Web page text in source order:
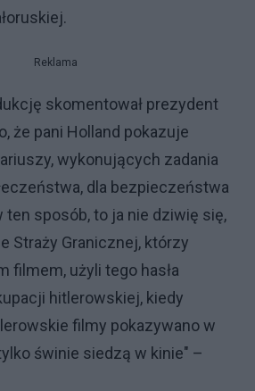
Reklama
skomentował prezydent
że pani Holland pokazuje
wykonujących zadania
dla bezpieczeństwa
sposób, to ja nie dziwię się,
Straży Granicznej, którzy
filmem, użyli tego hasła
hitlerowskiej, kiedy
filmy pokazywano w
świnie siedzą w kinie" –